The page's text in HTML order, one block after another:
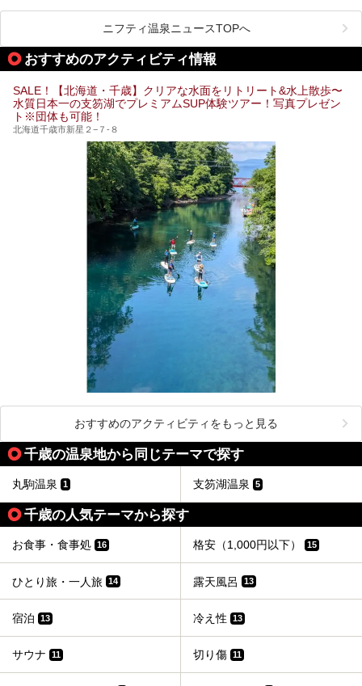
この施設は、温泉・サウナの「休日湯」・ラウンジの「THE
LOUNGE DAYOF」・グルメ「休日洋麺店」・ホテル「エク
スクラメーションホテル」で構成された、まさに大人の癒し
空間。
今回は、そんな「休日ビルヂング」の魅力を5つのポイント
ニフティ温泉ニュースTOPへ
おすすめのアクティビティ情報
SALE！【北海道・千歳】クリアな水面をリトリート&水上散歩〜
水質日本一の支笏湖でプレミアムSUP体験ツアー！写真プレゼン
ト※団体も可能！
北海道千歳市新星２−７-８
おすすめのアクティビティをもっと見る
千歳の温泉地から同じテーマで探す
丸駒温泉 1 支笏湖温泉 5
千歳の人気テーマから探す
お食事・食事処 16 格安（1,000円以下） 15
ひとり旅・一人旅 14 露天風呂 13
宿泊 13 冷え性 13
サウナ 11 切り傷 11